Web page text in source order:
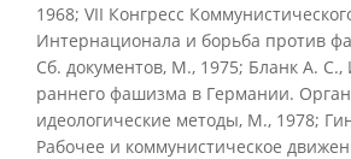
1968; VII Конгресс
Интернационала и борьба против
Сб. документов, М., 1975; Бланк А. С.,
раннего фашизма в Германии.
идеологические методы, М., 1978;
Рабочее и коммунистическое